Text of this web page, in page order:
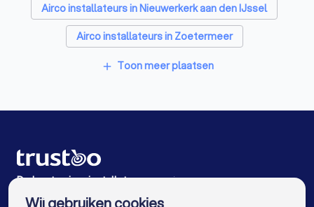
Airco installateurs in Nieuwerkerk aan den IJssel
Airco installateurs in Zoetermeer
Airco installateurs in Capelle aan den IJssel
Airco installateurs in Krimpen aan den IJssel
Airco installateurs in Amsterdam
add Toon meer plaatsen
De beste airco installateurs voor jou